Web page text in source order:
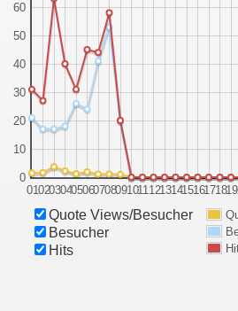
01020304050607080910111213141516171819
0
10
20
30
40
50
60
Quote Views/Besucher
Besucher
Hits
an das Grubenunglück